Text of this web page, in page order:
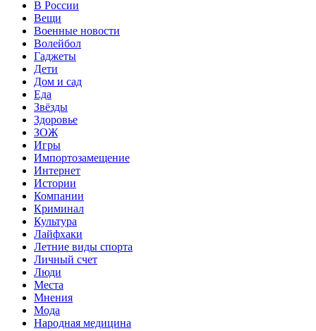
В России
Вещи
Военные новости
Волейбол
Гаджеты
Дети
Дом и сад
Еда
Звёзды
Здоровье
ЗОЖ
Игры
Импортозамещение
Интернет
Истории
Компании
Криминал
Культура
Лайфхаки
Летние виды спорта
Личный счет
Люди
Места
Мнения
Мода
Народная медицина